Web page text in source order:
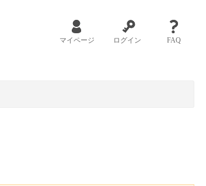
マイページ ログイン FAQ